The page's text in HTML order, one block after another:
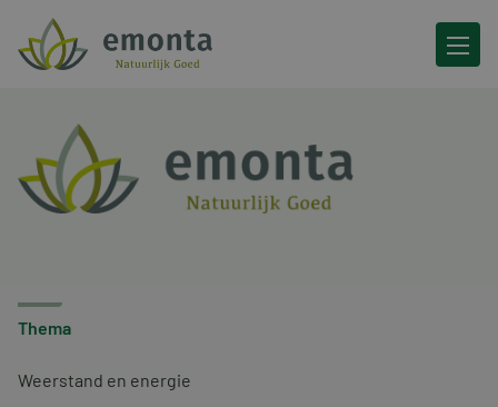
Ga naar de inhoud
Thema
Weerstand en energie